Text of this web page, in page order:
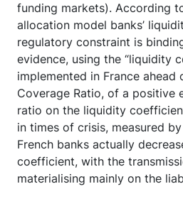
funding markets). According
allocation model banks’
regulatory constraint is
evidence, using the “liquidity
implemented in France ahead
Coverage Ratio, of a positive
ratio on the liquidity
in times of crisis, measured
French banks actually
coefficient, with the
materialising mainly on the